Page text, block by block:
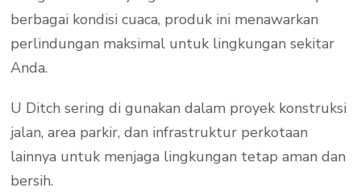
berbagai kondisi cuaca, produk ini menawarkan
perlindungan maksimal untuk lingkungan sekitar
Anda.
U Ditch sering di gunakan dalam proyek konstruksi
jalan, area parkir, dan infrastruktur perkotaan
lainnya untuk menjaga lingkungan tetap aman dan
bersih.